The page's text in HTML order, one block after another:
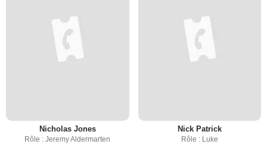
Nicholas Jones
Rôle : Jeremy Aldermarten
Nick Patrick
Rôle : Luke